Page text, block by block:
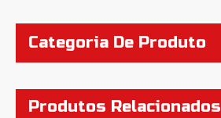
Categoria De Produto
Produtos Relacionados
Lâmina de serra de granito segmentada curta aprimorada